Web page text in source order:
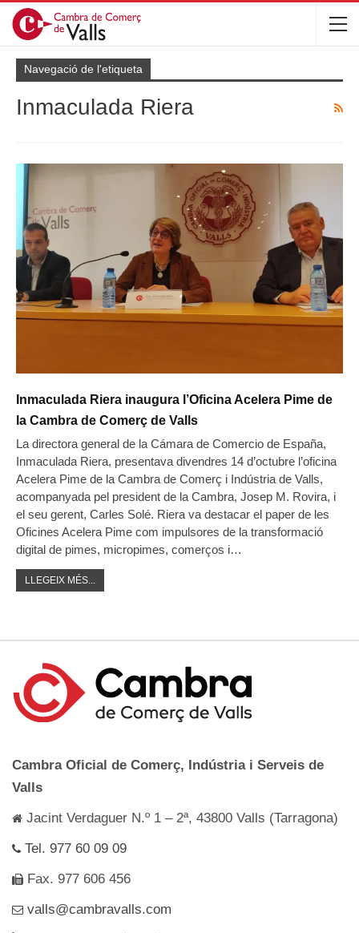
Navegació de l'etiqueta
Inmaculada Riera
Inmaculada Riera inaugura l’Oficina Acelera Pime de
la Cambra de Comerç de Valls
La directora general de la Cámara de Comercio de España,
Inmaculada Riera, presentava divendres 14 d’octubre l’oficina
Acelera Pime de la Cambra de Comerç i Indústria de Valls,
acompanyada pel president de la Cambra, Josep M. Rovira, i
el seu gerent, Carles Solé. Riera va destacar el paper de les
Oficines Acelera Pime com impulsores de la transformació
digital de pimes, micropimes, comerços i…
LLEGEIX MÉS...
Cambra Oficial de Comerç, Indústria i Serveis de
Valls
Jacint Verdaguer N.º 1 – 2ª, 43800 Valls (Tarragona)
Tel. 977 60 09 09
Fax. 977 606 456
valls@cambravalls.com